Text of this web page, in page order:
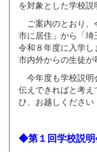
を対象とした学校説
ご案内のとおり、
市に居住」から「埼
令和８年度に入学し
市内外からの生徒が
今年度も学校説明
伝えできればと考
ひ、お越しください
◆第１回学校説